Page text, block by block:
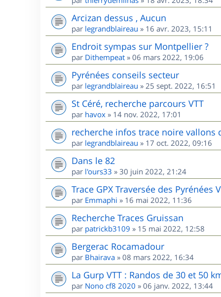
Arcizan dessus , Aucun
par legrandblaireau » 16 avr. 2023, 15:11
Endroit sympas sur Montpellier ?
par Dithempeat » 06 mars 2022, 19:06
Pyrénées conseils secteur
par legrandblaireau » 25 sept. 2022, 16:51
St Céré, recherche parcours VTT
par havox » 14 nov. 2022, 17:01
recherche infos trace noire vallons
par legrandblaireau » 17 oct. 2022, 09:16
Dans le 82
par l'ours33 » 30 juin 2022, 21:24
Trace GPX Traversée des Pyrénées
par Emmaphi » 16 mai 2022, 11:36
Recherche Traces Gruissan
par patrickb3109 » 15 mai 2022, 12:58
Bergerac Rocamadour
par Bhairava » 08 mars 2022, 16:34
La Gurp VTT : Randos de 30 et 50
par Nono cf8 2020 » 06 janv. 2022, 13:44